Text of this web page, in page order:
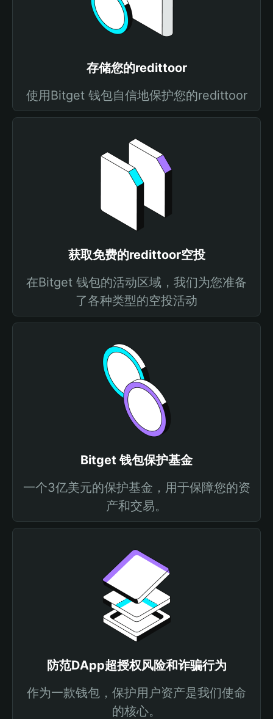
存储您的redittoor
使用Bitget 钱包自信地保护您的redittoor
获取免费的redittoor空投
在Bitget 钱包的活动区域，我们为您准备
了各种类型的空投活动
Bitget 钱包保护基金
一个3亿美元的保护基金，用于保障您的资
产和交易。
防范DApp超授权风险和诈骗行为
作为一款钱包，保护用户资产是我们使命
的核心。